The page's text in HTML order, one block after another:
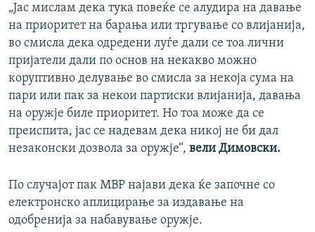
„Јас мислам дека тука повеќе се алудира на давање
на приоритет на барања или тргување со влијанија,
во смисла дека одредени луѓе дали се тоа лични
пријатели дали по основ на некакво можно
коруптивно делување во смисла за некоја сума на
пари или пак за некои партиски влијанија, давања
на оружје биле приоритет. Но тоа може да се
преиспита, јас се надевам дека никој не би дал
незаконски дозвола за оружје“, вели Димовски.
По случајот пак МВР најави дека ќе започне со
електронско аплицирање за издавање на
одобренија за набавување оружје.